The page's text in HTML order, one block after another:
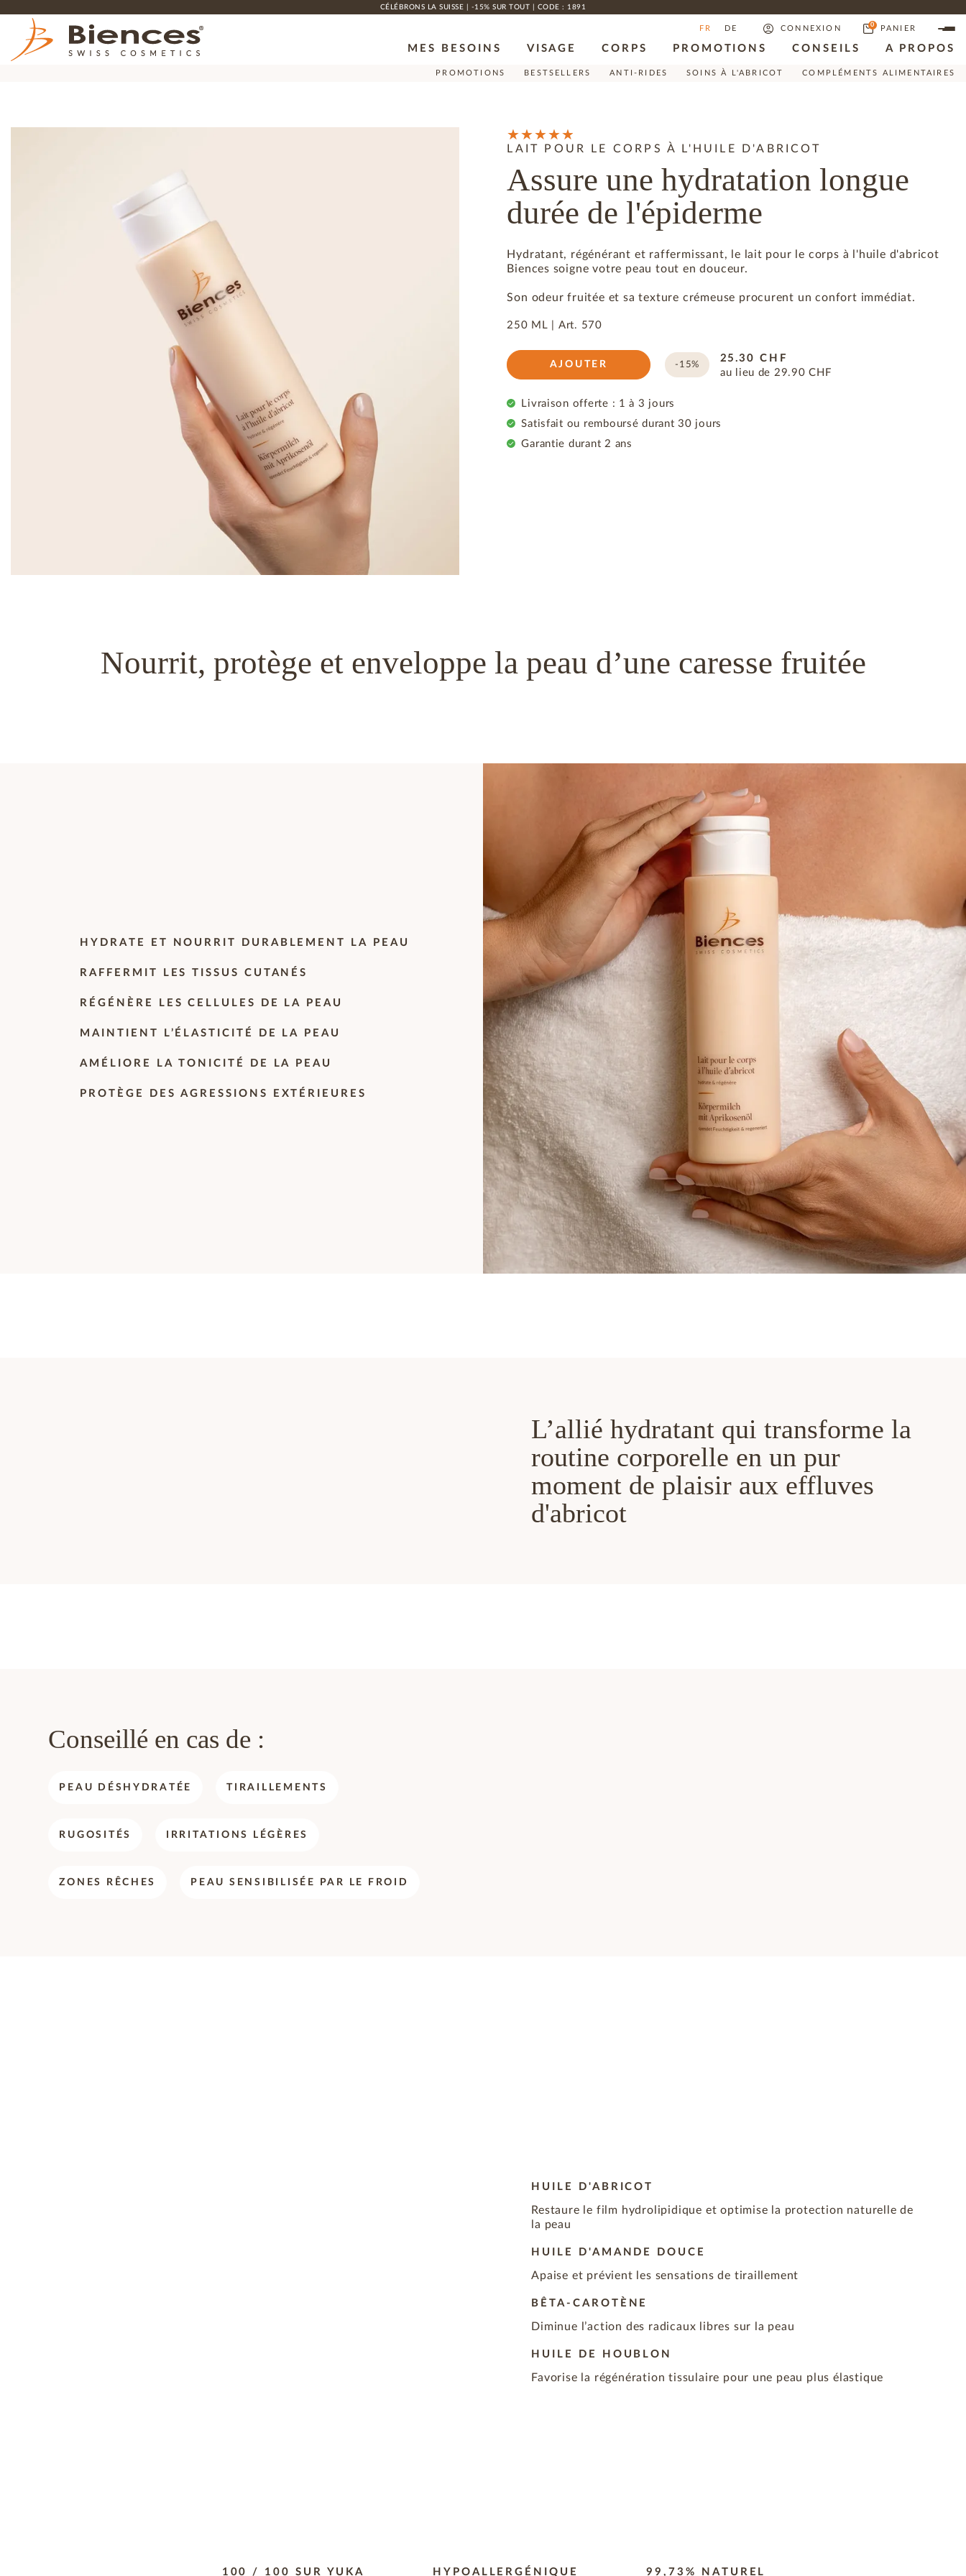
CÉLÉBRONS LA SUISSE | -15% SUR TOUT | CODE : 1891
FR DE CONNEXION 0 PANIER
MES BESOINS VISAGE CORPS PROMOTIONS CONSEILS A PROPOS
PROMOTIONS BESTSELLERS ANTI-RIDES SOINS À L'ABRICOT COMPLÉMENTS ALIMENTAIRES
LAIT POUR LE CORPS À L'HUILE D'ABRICOT
Assure une hydratation longue
durée de l'épiderme
Hydratant, régénérant et raffermissant, le lait pour le corps à l'huile d'abricot
Biences soigne votre peau tout en douceur.
Son odeur fruitée et sa texture crémeuse procurent un confort immédiat.
250 ML | Art. 570
AJOUTER -15%
25.30 CHF
au lieu de 29.90 CHF
Livraison offerte : 1 à 3 jours
Satisfait ou remboursé durant 30 jours
Garantie durant 2 ans
Nourrit, protège et enveloppe la peau d’une caresse fruitée
HYDRATE ET NOURRIT DURABLEMENT LA PEAU
RAFFERMIT LES TISSUS CUTANÉS
RÉGÉNÈRE LES CELLULES DE LA PEAU
MAINTIENT L’ÉLASTICITÉ DE LA PEAU
AMÉLIORE LA TONICITÉ DE LA PEAU
PROTÈGE DES AGRESSIONS EXTÉRIEURES
L’allié hydratant qui transforme la
routine corporelle en un pur
moment de plaisir aux effluves
d'abricot
Conseillé en cas de :
PEAU DÉSHYDRATÉE TIRAILLEMENTS
RUGOSITÉS IRRITATIONS LÉGÈRES
ZONES RÊCHES PEAU SENSIBILISÉE PAR LE FROID
HUILE D'ABRICOT
Restaure le film hydrolipidique et optimise la protection naturelle de
la peau
HUILE D'AMANDE DOUCE
Apaise et prévient les sensations de tiraillement
BÊTA-CAROTÈNE
Diminue l’action des radicaux libres sur la peau
HUILE DE HOUBLON
Favorise la régénération tissulaire pour une peau plus élastique
100 / 100 SUR YUKA HYPOALLERGÉNIQUE 99,73% NATUREL